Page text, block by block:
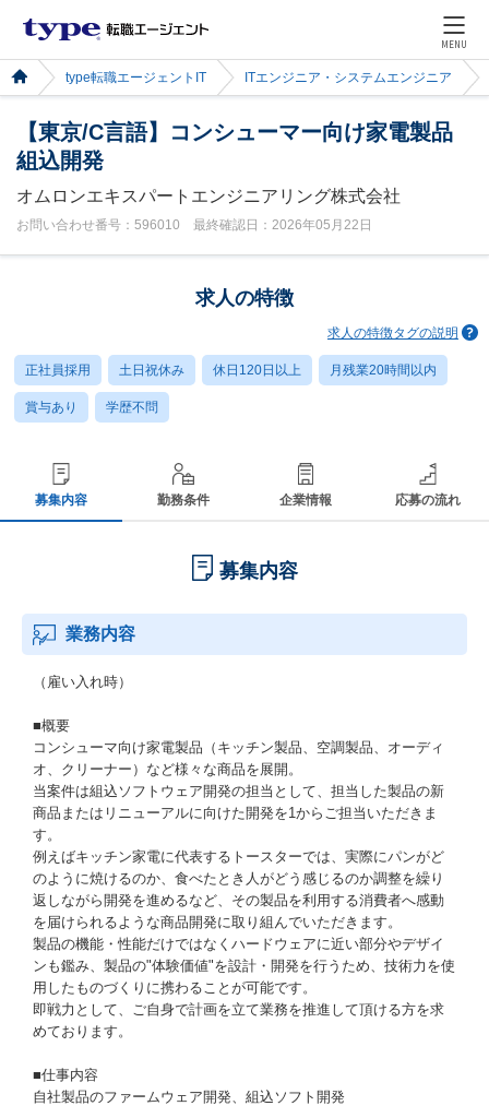
MENU
type転職エージェントIT ITエンジニア・システムエンジニア
【東京/C言語】コンシューマー向け家電製品
組込開発
オムロンエキスパートエンジニアリング株式会社
お問い合わせ番号：596010 最終確認日：2026年05月22日
求人の特徴
求人の特徴タグの説明
正社員採用 土日祝休み 休日120日以上 月残業20時間以内
賞与あり 学歴不問
募集内容 勤務条件 企業情報 応募の流れ
募集内容
業務内容
（雇い入れ時）
■概要
コンシューマ向け家電製品（キッチン製品、空調製品、オーディ
オ、クリーナー）など様々な商品を展開。
当案件は組込ソフトウェア開発の担当として、担当した製品の新
商品またはリニューアルに向けた開発を1からご担当いただきま
す。
例えばキッチン家電に代表するトースターでは、実際にパンがど
のように焼けるのか、食べたとき人がどう感じるのか調整を繰り
返しながら開発を進めるなど、その製品を利用する消費者へ感動
を届けられるような商品開発に取り組んでいただきます。
製品の機能・性能だけではなくハードウェアに近い部分やデザイ
ンも鑑み、製品の"体験価値"を設計・開発を行うため、技術力を使
用したものづくりに携わることが可能です。
即戦力として、ご自身で計画を立て業務を推進して頂ける方を求
めております。
■仕事内容
自社製品のファームウェア開発、組込ソフト開発